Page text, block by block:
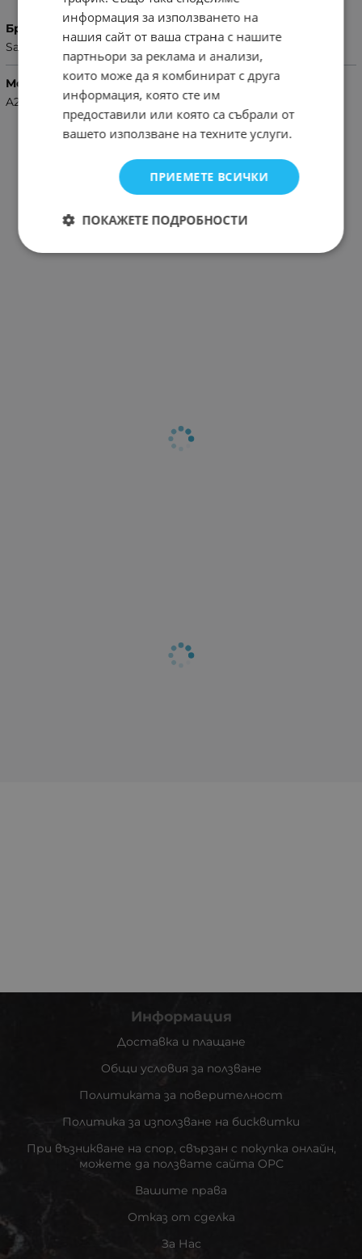
Бранд
Samsung
Модел Телефон
A24 4G
Информация
Доставка и плащане
Общи условия за ползване
Политиката за поверителност
Политика за използване на бисквитки
При възникване на спор, свързан с покупка онлайн,
можете да ползвате сайта ОРС
Вашите права
Отказ от сделка
За Нас
информация за използването на
нашия сайт от ваша страна с нашите
партньори за реклама и анализи,
които може да я комбинират с друга
информация, която сте им
предоставили или която са събрали от
вашето използване на техните услуги.
ПРИЕМЕТЕ ВСИЧКИ
ПОКАЖЕТЕ ПОДРОБНОСТИ